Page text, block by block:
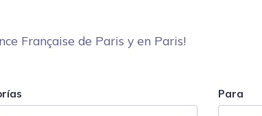
Française de Paris y en Paris!
Para